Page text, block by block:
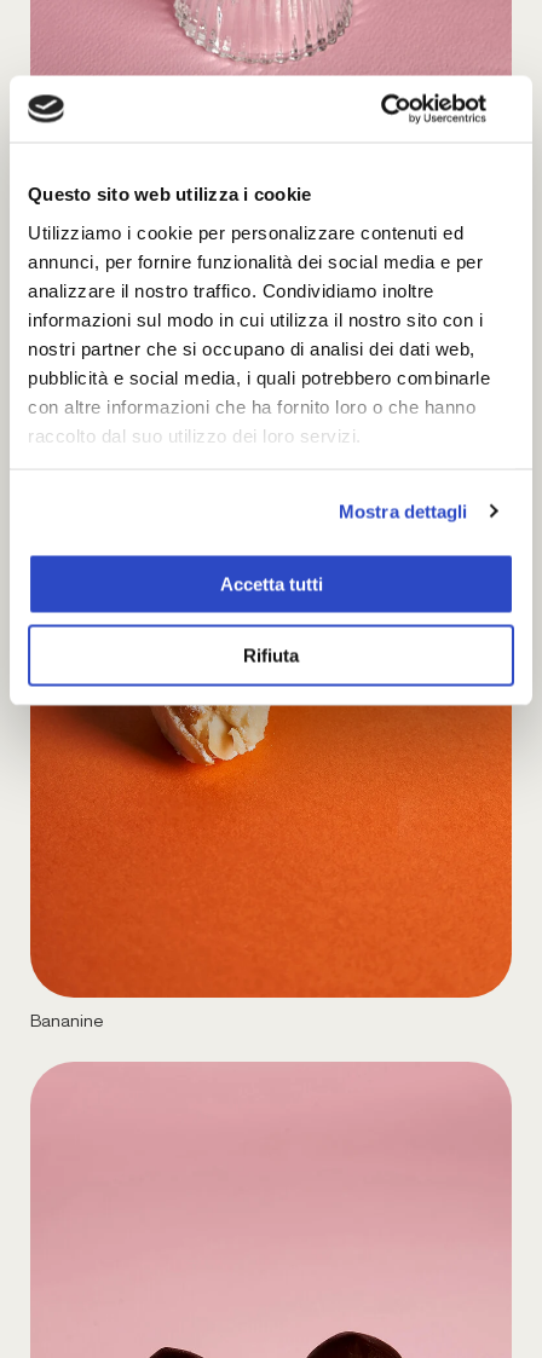
Questo sito web utilizza i cookie
Utilizziamo i cookie per personalizzare contenuti ed
annunci, per fornire funzionalità dei social media e per
analizzare il nostro traffico. Condividiamo inoltre
informazioni sul modo in cui utilizza il nostro sito con i
nostri partner che si occupano di analisi dei dati web,
pubblicità e social media, i quali potrebbero combinarle
con altre informazioni che ha fornito loro o che hanno
raccolto dal suo utilizzo dei loro servizi.
Mostra dettagli
Accetta tutti
Rifiuta
Crostatina alla fragola
Bananine